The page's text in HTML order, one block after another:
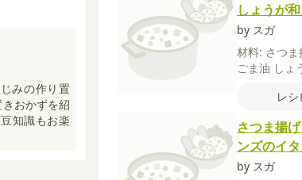
みの作り置
おかずを紹
知識もお楽
しょうが和
by スガ
材料: さつ
ごま油 しょ
（チューブ
レ
さつま揚
ンズのイ
by スガ